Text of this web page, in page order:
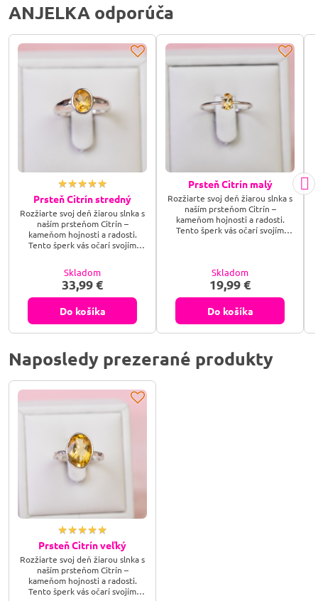
ANJELKA odporúča
Prsteň Citrín stredný
Rozžiarte svoj deň žiarou slnka s
naším prsteňom Citrín –
kameňom hojnosti a radosti.
Tento šperk vás očarí svojím
úsmev a optimizmus.
Skladom
33,99 €
Do košíka
Prsteň Citrín malý
Rozžiarte svoj deň žiarou slnka s
naším prsteňom Citrín –
kameňom hojnosti a radosti.
Tento šperk vás očarí svojím
Skladom
19,99 €
Do košíka
Naposledy prezerané produkty
Prsteň Citrín veľký
Rozžiarte svoj deň žiarou slnka s
naším prsteňom Citrín –
kameňom hojnosti a radosti.
Tento šperk vás očarí svojím